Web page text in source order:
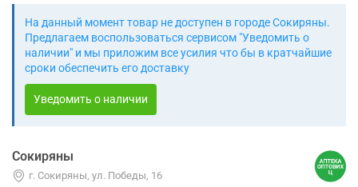
На данный момент товар не доступен в городе Сокиряны.
Предлагаем воспользоваться сервисом "Уведомить о
наличии" и мы приложим все усилия что бы в кратчайшие
сроки обеспечить его доставку
Уведомить о наличии
Сокиряны
г. Сокиряны, ул. Победы, 16